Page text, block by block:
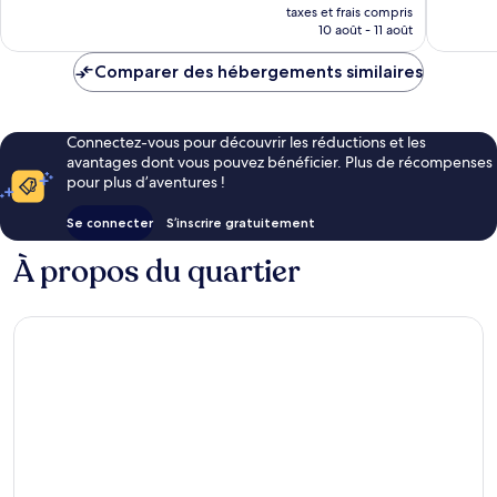
nouveau
prix
de
taxes et frais compris
10 août - 11 août
Comparer des hébergements similaires
Connectez-vous pour découvrir les réductions et les
avantages dont vous pouvez bénéficier. Plus de récompenses
pour plus d’aventures !
Se connecter S’inscrire gratuitement
À propos du quartier